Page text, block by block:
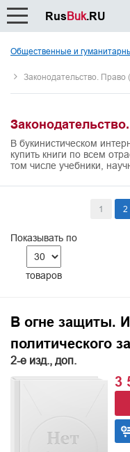
Общественные и
Законодательство. Право
В букинистическом
купить книги по всем
том числе учебники,
1 2
Показывать по
товаров
В огне защиты.
политического
2-е изд., доп.
3
RusBuk.RU